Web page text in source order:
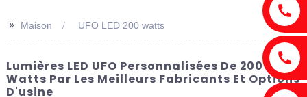
>> Maison UFO LED 200 watts
Lumières LED UFO Personnalisées De 200
Watts Par Les Meilleurs Fabricants Et Options
D'usine